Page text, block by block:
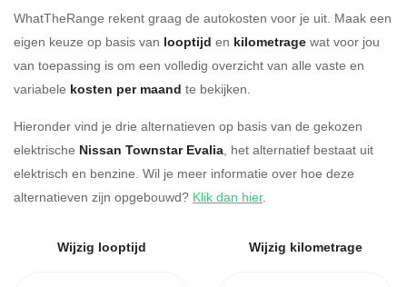
WhatTheRange rekent graag de autokosten voor je uit. Maak een
eigen keuze op basis van looptijd en kilometrage wat voor jou
van toepassing is om een volledig overzicht van alle vaste en
variabele kosten per maand te bekijken.
Hieronder vind je drie alternatieven op basis van de gekozen
elektrische Nissan Townstar Evalia, het alternatief bestaat uit
elektrisch en benzine. Wil je meer informatie over hoe deze
alternatieven zijn opgebouwd? Klik dan hier.
Wijzig looptijd Wijzig kilometrage